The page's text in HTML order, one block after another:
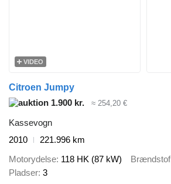
VIDEO
Citroen Jumpy
1.900 kr.
≈ 254,20 €
Kassevogn
2010
221.996 km
Motorydelse 118 HK (87 kW) Brændstof
Pladser 3